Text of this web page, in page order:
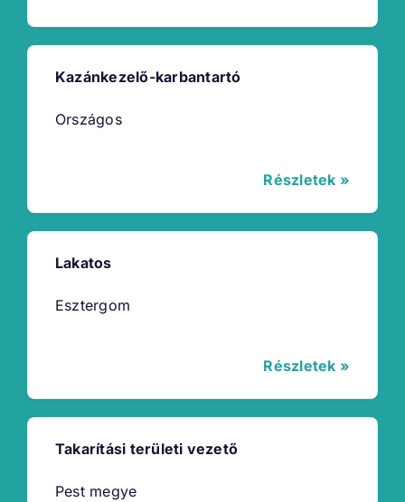
Kazánkezelő-karbantartó
Országos
Részletek »
Lakatos
Esztergom
Részletek »
Takarítási területi vezető
Pest megye